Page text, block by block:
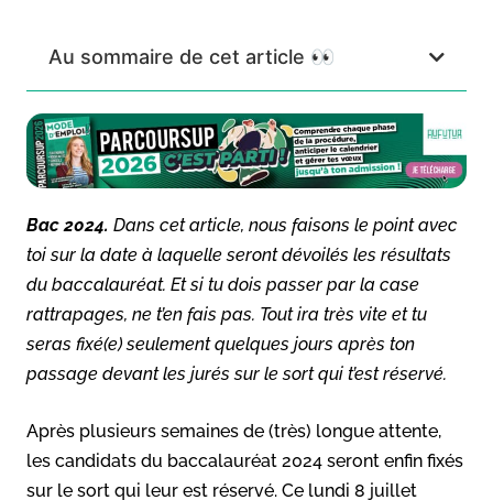
Au sommaire de cet article 👀
Bac 2024. Dans cet article, nous faisons le point avec
toi sur la date à laquelle seront dévoilés les résultats
du baccalauréat. Et si tu dois passer par la case
rattrapages, ne t’en fais pas. Tout ira très vite et tu
seras fixé(e) seulement quelques jours après ton
passage devant les jurés sur le sort qui t’est réservé.
Après plusieurs semaines de (très) longue attente,
les candidats du baccalauréat 2024 seront enfin fixés
sur le sort qui leur est réservé. Ce lundi 8 juillet